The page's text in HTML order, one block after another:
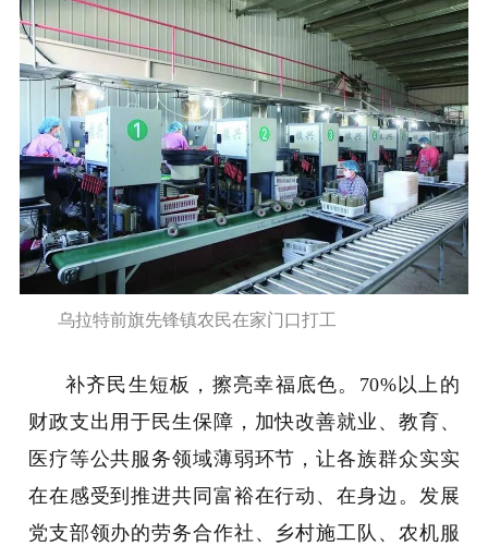
乌拉特前旗先锋镇农民在家门口打工
补齐民生短板，擦亮幸福底色。70%以上的
财政支出用于民生保障，加快改善就业、教育、
医疗等公共服务领域薄弱环节，让各族群众实实
在在感受到推进共同富裕在行动、在身边。发展
党支部领办的劳务合作社、乡村施工队、农机服